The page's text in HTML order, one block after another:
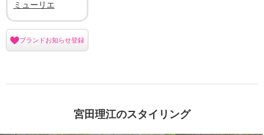
ミューリエ
ブランドお知らせ登録
宮田理江のスタイリング